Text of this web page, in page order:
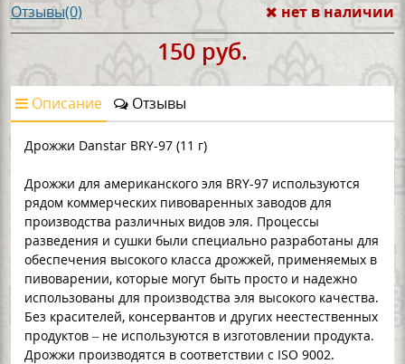
Отзывы(0) нет в наличии
150 руб.
Описание Отзывы
Дрожжи Danstar BRY-97 (11 г)
Дрожжи для американского эля BRY-97 используются
рядом коммерческих пивоваренных заводов для
производства различных видов эля. Процессы
разведения и сушки были специально разработаны для
обеспечения высокого класса дрожжей, применяемых в
пивоварении, которые могут быть просто и надежно
использованы для производства эля высокого качества.
Без красителей, консервантов и других неестественных
продуктов – не используются в изготовлении продукта.
Дрожжи производятся в соответствии с ISO 9002.